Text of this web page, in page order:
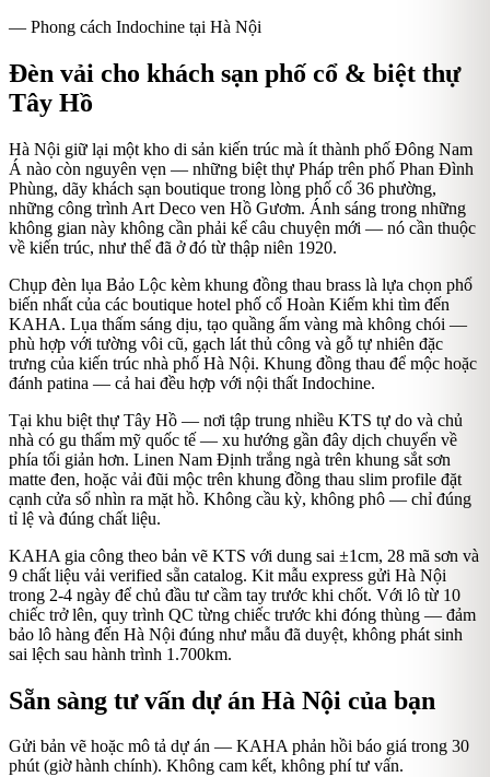
— Phong cách Indochine tại Hà Nội
Đèn vải cho khách sạn phố cổ & biệt thự
Tây Hồ
Hà Nội giữ lại một kho di sản kiến trúc mà ít thành phố Đông Nam
Á nào còn nguyên vẹn — những biệt thự Pháp trên phố Phan Đình
Phùng, dãy khách sạn boutique trong lòng phố cổ 36 phường,
những công trình Art Deco ven Hồ Gươm. Ánh sáng trong những
không gian này không cần phải kể câu chuyện mới — nó cần thuộc
về kiến trúc, như thể đã ở đó từ thập niên 1920.
Chụp đèn lụa Bảo Lộc kèm khung đồng thau brass là lựa chọn phổ
biến nhất của các boutique hotel phố cổ Hoàn Kiếm khi tìm đến
KAHA. Lụa thấm sáng dịu, tạo quầng ấm vàng mà không chói —
phù hợp với tường vôi cũ, gạch lát thủ công và gỗ tự nhiên đặc
trưng của kiến trúc nhà phố Hà Nội. Khung đồng thau để mộc hoặc
đánh patina — cả hai đều hợp với nội thất Indochine.
Tại khu biệt thự Tây Hồ — nơi tập trung nhiều KTS tự do và chủ
nhà có gu thẩm mỹ quốc tế — xu hướng gần đây dịch chuyển về
phía tối giản hơn. Linen Nam Định trắng ngà trên khung sắt sơn
matte đen, hoặc vải đũi mộc trên khung đồng thau slim profile đặt
cạnh cửa sổ nhìn ra mặt hồ. Không cầu kỳ, không phô — chỉ đúng
tỉ lệ và đúng chất liệu.
KAHA gia công theo bản vẽ KTS với dung sai ±1cm, 28 mã sơn và
9 chất liệu vải verified sẵn catalog. Kit mẫu express gửi Hà Nội
trong 2-4 ngày để chủ đầu tư cầm tay trước khi chốt. Với lô từ 10
chiếc trở lên, quy trình QC từng chiếc trước khi đóng thùng — đảm
bảo lô hàng đến Hà Nội đúng như mẫu đã duyệt, không phát sinh
sai lệch sau hành trình 1.700km.
Sẵn sàng tư vấn dự án Hà Nội của bạn
Gửi bản vẽ hoặc mô tả dự án — KAHA phản hồi báo giá trong 30
phút (giờ hành chính). Không cam kết, không phí tư vấn.